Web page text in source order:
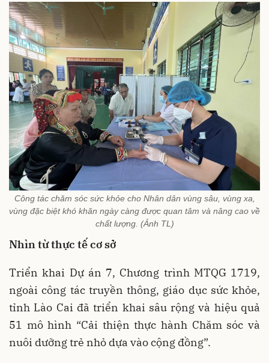
Công tác chăm sóc sức khỏe cho Nhân dân vùng sâu, vùng xa,
vùng đặc biệt khó khăn ngày càng được quan tâm và nâng cao về
chất lượng. (Ảnh TL)
Nhìn từ thực tế cơ sở
Triển khai Dự án 7, Chương trình MTQG 1719,
ngoài công tác truyền thông, giáo dục sức khỏe,
tỉnh Lào Cai đã triển khai sâu rộng và hiệu quả
51 mô hình “Cải thiện thực hành Chăm sóc và
nuôi dưỡng trẻ nhỏ dựa vào cộng đồng”.